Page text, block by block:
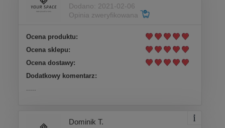
Dodano: 2021-02-06
Opinia zweryfikowana
Ocena produktu:
Ocena sklepu:
Ocena dostawy:
Dodatkowy komentarz:
.....
Dominik T.